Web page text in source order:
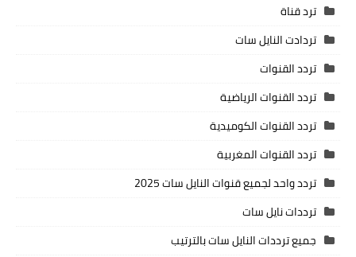
ترد قناة
تردادت النايل سات
تردد القنوات
تردد القنوات الرياضية
تردد القنوات الكوميدية
تردد القنوات المغربية
تردد واحد لجميع قنوات النايل سات 2025
ترددات نايل سات
جميع ترددات النايل سات بالترتيب